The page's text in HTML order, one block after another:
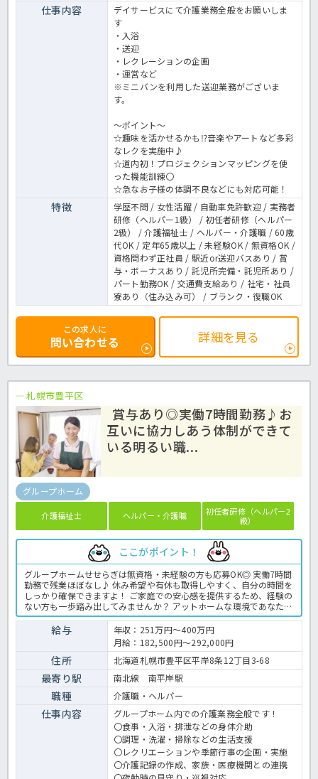
仕事内容
デイサービスにて介護業務全般をお願いしま
す
・入浴
・送迎
・レクレーションの企画
・運営など
※ミニバンを利用した送迎業務がございま
す。
～ポイント～
☆趣味を活かせるかも⁉音楽やアートなど多彩
なレクを実施中♪
☆道内初！プロジェクションマッピングを使
った機能訓練〇
☆急なお子様の体調不良などにも対応可能！
特徴
学歴不問 / 女性活躍 / 自動車免許歓迎 / 実務者
研修（ヘルパー1級） / 初任者研修（ヘルパー
2級） / 介護福祉士 / ヘルパー・介護職 / 60歳
代OK / 定年65歳以上 / 未経験OK / 無資格OK /
資格問わず正社員 / 駅近or送迎バスあり / 賞
与・ボーナスあり / 託児所完備・託児所あり /
パート勤務OK / 交通費支給あり / 社宅・社員
寮あり（住み込み可） / ブランク・復職OK
この求人に
問い合わせる 詳細を見る
札幌市豊平区
賞与あり◎実働7時間勤務♪お
互いに協力しあう体制ができて
いる明るい職...
グループホーム
介護福祉士 ヘルパー・介護職
初任者研修（ヘルパー2
級）
ここがポイント！
グループホームせせらぎは無資格・未経験の方も応募OK◎ 実働7時間
勤務で残業ほぼなし♪ 休み希望や有休も取得しやすく、自分の時間を
しっかり確保できますよ！ ご家庭での安心感を提供するため、経験の
ない方も一歩踏み出してみませんか？ アットホームな環境であなたの
ご応募お待ちしております！ グループホームでの介護業務全般です。
＜介護職 正職員 グループホームの求人＞
給与
年収：251万円～400万円
月給：182,500円～292,000円
住所 北海道札幌市豊平区平岸8条12丁目3-68
最寄り駅 南北線 南平岸駅
職種 介護職・ヘルパー
仕事内容
グループホーム内での介護業務全般です！
〇食事・入浴・排泄などの身体介助
〇調理・洗濯・掃除などの生活支援
〇レクリエーションや季節行事の企画・実施
〇介護記録の作成、家族・医療機関との連携